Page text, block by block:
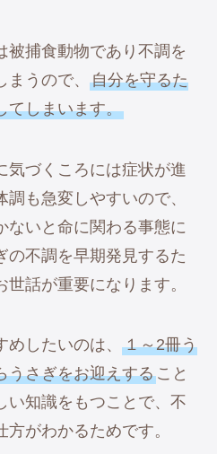
被捕食動物であり不調を
うので、 自分を守るた
てしまいます。
気づくころには症状が進
も急変しやすいので、
ないと命に関わる事態に
の不調を早期発見するた
話が重要になります。
したいのは、 １～2冊う
うさぎをお迎えすること
い知識をもつことで、不
がわかるためです。